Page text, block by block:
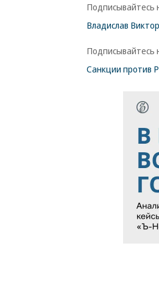
Подписывайтесь
Владислав
Подписывайтесь
Санкции против